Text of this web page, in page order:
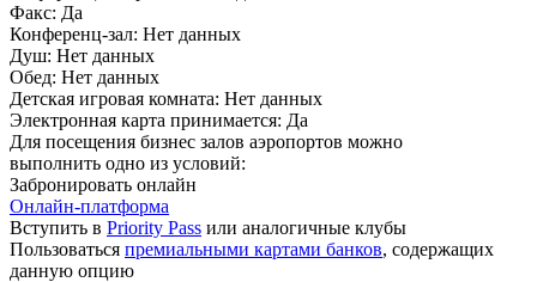
Факс: Да
Конференц-зал: Нет данных
Душ: Нет данных
Обед: Нет данных
Детская игровая комната: Нет данных
Электронная карта принимается: Да
Для посещения бизнес залов аэропортов можно
выполнить одно из условий:
Забронировать онлайн
Онлайн-платформа
Вступить в Priority Pass или аналогичные клубы
Пользоваться премиальными картами банков, содержащих
данную опцию